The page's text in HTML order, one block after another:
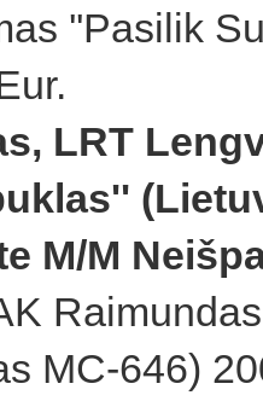
''Pasilik
LRT
M/M
MC-646)